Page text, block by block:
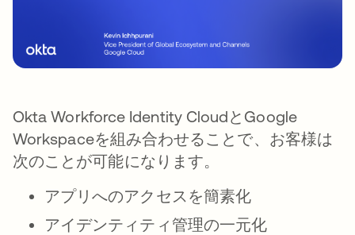
Okta Workforce Identity CloudとGoogle
Workspaceを組み合わせることで、お客様は
次のことが可能になります。
アプリへのアクセスを簡素化
アイデンティティ管理の一元化